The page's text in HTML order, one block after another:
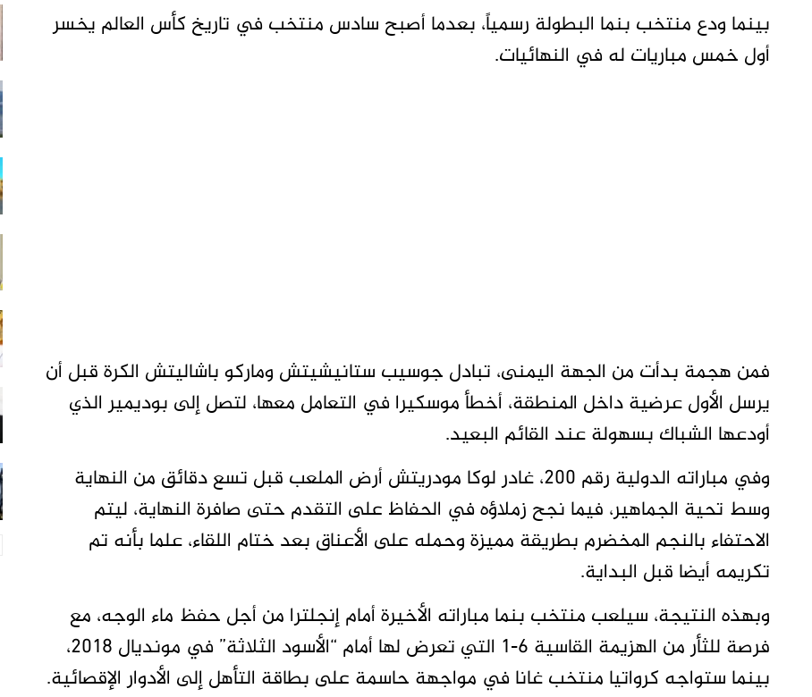
بينما ودع منتخب بنما البطولة رسمياً، بعدما أصبح سادس منتخب في تاريخ كأس العالم يخسر
أول خمس مباريات له في النهائيات.
فمن هجمة بدأت من الجهة اليمنى، تبادل جوسيب ستانيشيتش وماركو باشاليتش الكرة قبل أن
يرسل الأول عرضية داخل المنطقة، أخطأ موسكيرا في التعامل معها، لتصل إلى بوديمير الذي
أودعها الشباك بسهولة عند القائم البعيد.
وفي مباراته الدولية رقم 200، غادر لوكا مودريتش أرض الملعب قبل تسع دقائق من النهاية
وسط تحية الجماهير، فيما نجح زملاؤه في الحفاظ على التقدم حتى صافرة النهاية، ليتم
الاحتفاء بالنجم المخضرم بطريقة مميزة وحمله على الأعناق بعد ختام اللقاء، علما بأنه تم
تكريمه أيضا قبل البداية.
وبهذه النتيجة، سيلعب منتخب بنما مباراته الأخيرة أمام إنجلترا من أجل حفظ ماء الوجه، مع
فرصة للثأر من الهزيمة القاسية 6-1 التي تعرض لها أمام “الأسود الثلاثة” في مونديال 2018،
بينما ستواجه كرواتيا منتخب غانا في مواجهة حاسمة على بطاقة التأهل إلى الأدوار الإقصائية.